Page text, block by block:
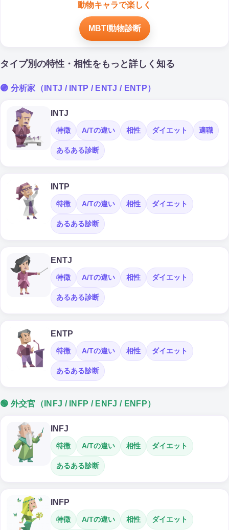
動物キャラで楽しく
MBTI動物診断
タイプ別の特性・相性をもっと詳しく知る
🟣 分析家（INTJ / INTP / ENTJ / ENTP）
INTJ
特徴 A/Tの違い 相性 ダイエット 適職
あるある診断
INTP
特徴 A/Tの違い 相性 ダイエット
あるある診断
ENTJ
特徴 A/Tの違い 相性 ダイエット
あるある診断
ENTP
特徴 A/Tの違い 相性 ダイエット
あるある診断
🟢 外交官（INFJ / INFP / ENFJ / ENFP）
INFJ
特徴 A/Tの違い 相性 ダイエット
あるある診断
INFP
特徴 A/Tの違い 相性 ダイエット